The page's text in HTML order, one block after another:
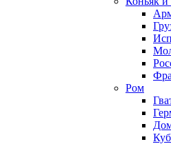
Ром